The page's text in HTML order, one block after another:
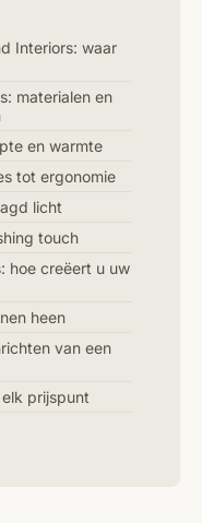
Interiors: waar
materialen en
en warmte
tot ergonomie
licht
touch
hoe creëert u uw
heen
van een
prijspunt